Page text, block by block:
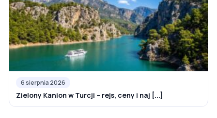
6 sierpnia 2026
Zielony Kanion w Turcji – rejs, ceny i naj [...]